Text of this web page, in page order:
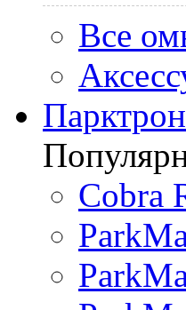
Все
Cobra